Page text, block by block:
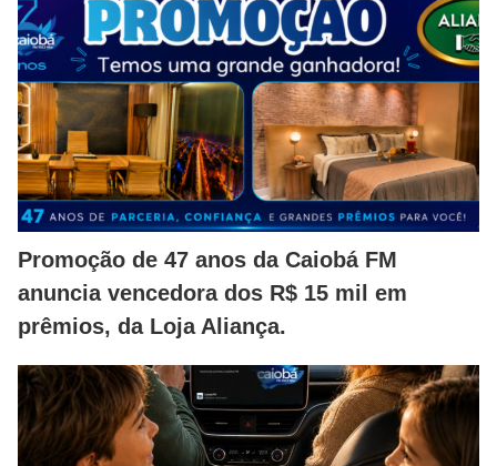
Promoção de 47 anos da Caiobá FM
anuncia vencedora dos R$ 15 mil em
prêmios, da Loja Aliança.